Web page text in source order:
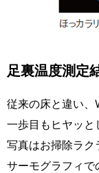
足裏温度測定
従来の床と違い
一歩目もヒヤッと
写真はお掃除ラク
サーモグラフィで